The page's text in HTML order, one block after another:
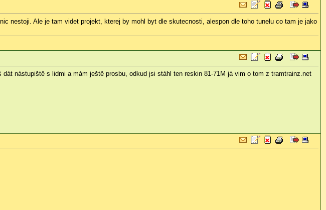
nestoji. Ale je tam videt projekt, kterej by mohl byt dle skutecnosti, alespon dle toho tunelu co tam je jako
nástupiště s lidmi a mám ještě prosbu, odkud jsi stáhl ten reskin 81-71M já vim o tom z tramtrainz.net